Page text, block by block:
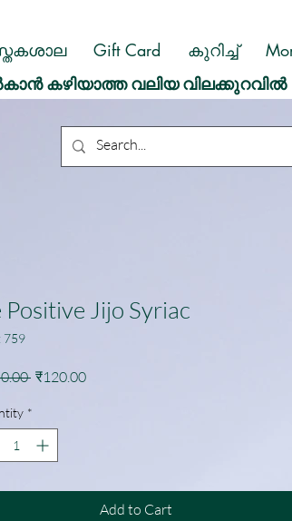
Gift Card കുറിച്ച്
കഴിയാത്ത വലിയ വിലക്കുറവിൽ
Positive Jijo Syriac
759
Regular
₹120.00Sale
*
Add to Cart